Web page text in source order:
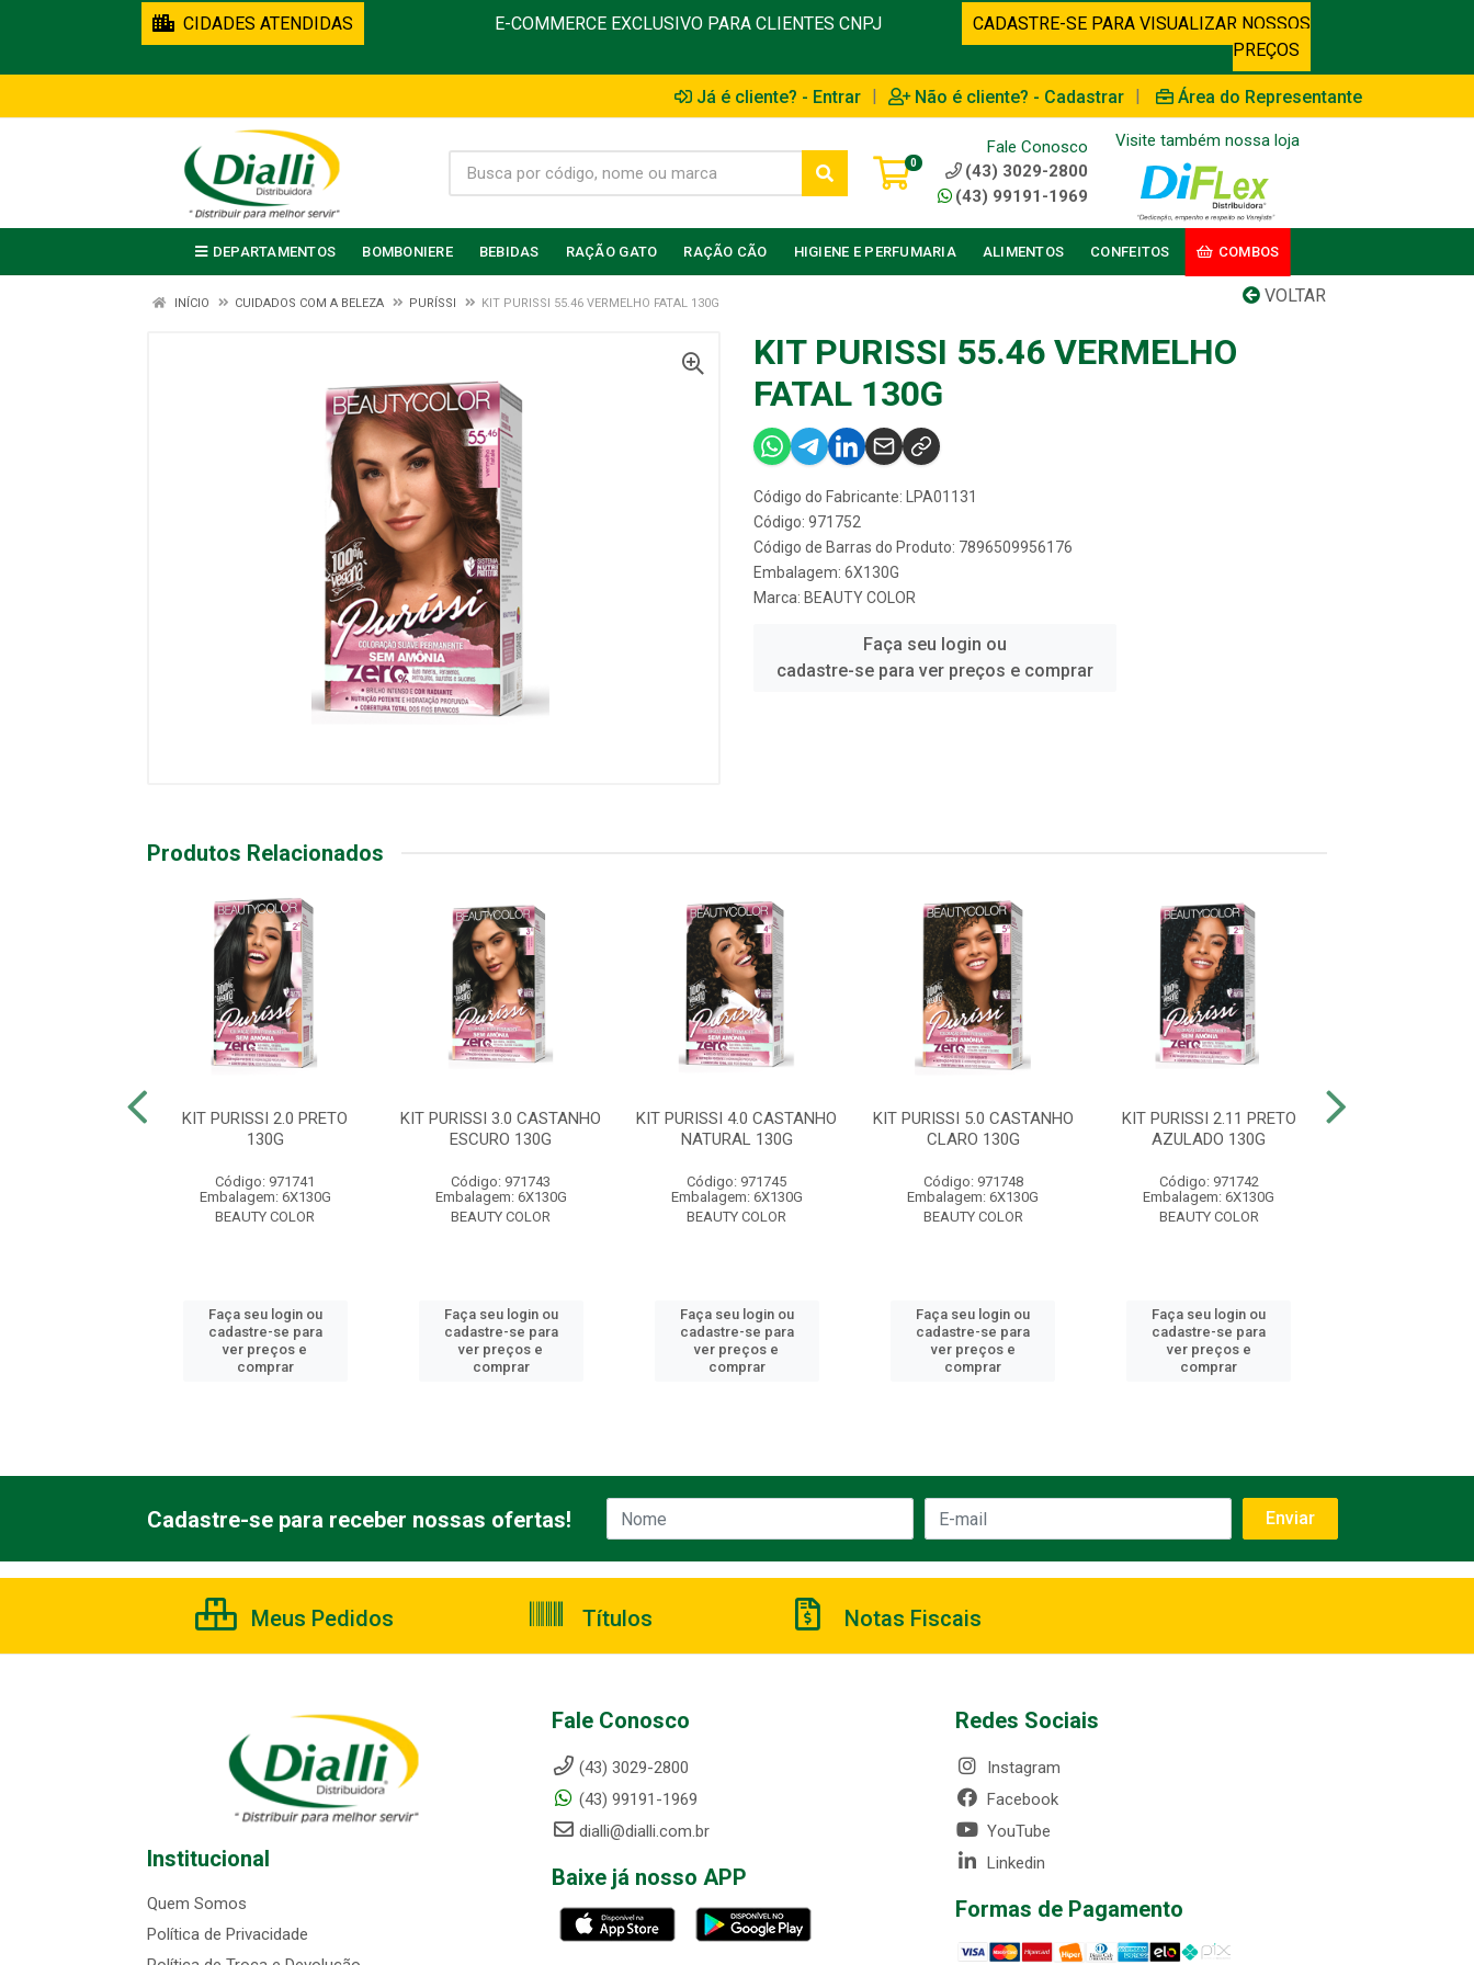
CIDADES ATENDIDAS E-COMMERCE EXCLUSIVO PARA CLIENTES CNPJ
CADASTRE-SE PARA VISUALIZAR NOSSOS
PREÇOS
Já é cliente? - Entrar | Não é cliente? - Cadastrar | Área do Representante
0
Fale Conosco
(43) 3029-2800
(43) 99191-1969
Visite também nossa loja
DEPARTAMENTOS BOMBONIERE BEBIDAS RAÇÃO GATO RAÇÃO CÃO HIGIENE E PERFUMARIA ALIMENTOS CONFEITOS COMBOS
VOLTAR
INÍCIO CUIDADOS COM A BELEZA PURÍSSI KIT PURISSI 55.46 VERMELHO FATAL 130G
KIT PURISSI 55.46 VERMELHO
FATAL 130G
Código do Fabricante: LPA01131
Código: 971752
Código de Barras do Produto: 7896509956176
Embalagem: 6X130G
Marca: BEAUTY COLOR
Faça seu login ou
cadastre-se para ver preços e comprar
Produtos Relacionados
KIT PURISSI 2.0 PRETO
130G
Código: 971741
Embalagem: 6X130G
BEAUTY COLOR
Faça seu login ou
cadastre-se para
ver preços e
comprar
KIT PURISSI 3.0 CASTANHO
ESCURO 130G
Código: 971743
Embalagem: 6X130G
BEAUTY COLOR
Faça seu login ou
cadastre-se para
ver preços e
comprar
KIT PURISSI 4.0 CASTANHO
NATURAL 130G
Código: 971745
Embalagem: 6X130G
BEAUTY COLOR
Faça seu login ou
cadastre-se para
ver preços e
comprar
KIT PURISSI 5.0 CASTANHO
CLARO 130G
Código: 971748
Embalagem: 6X130G
BEAUTY COLOR
Faça seu login ou
cadastre-se para
ver preços e
comprar
KIT PURISSI 2.11 PRETO
AZULADO 130G
Código: 971742
Embalagem: 6X130G
BEAUTY COLOR
Faça seu login ou
cadastre-se para
ver preços e
comprar
Cadastre-se para receber nossas ofertas!
Meus Pedidos Títulos Notas Fiscais
Institucional
Quem Somos
Política de Privacidade
Fale Conosco
(43) 3029-2800
(43) 99191-1969
dialli@dialli.com.br
Baixe já nosso APP
Redes Sociais
Instagram
Facebook
YouTube
Linkedin
Formas de Pagamento